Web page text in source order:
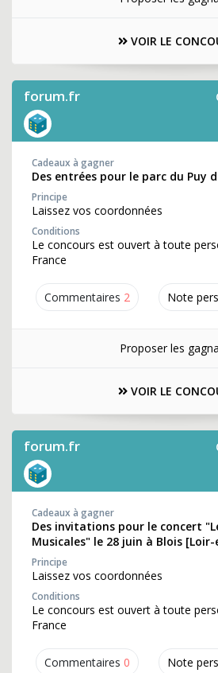
VOIR LE
forum.fr
Commentaires 2 Note
Cadeaux à gagner
Des entrées pour le parc du Puy
Principe
Laissez vos coordonnées
Conditions
Le concours est ouvert à toute
France
Proposer les
VOIR LE
forum.fr
Commentaires 0 Note
Cadeaux à gagner
Des invitations pour le concert
Musicales" le 28 juin à Blois
Principe
Laissez vos coordonnées
Conditions
Le concours est ouvert à toute
France